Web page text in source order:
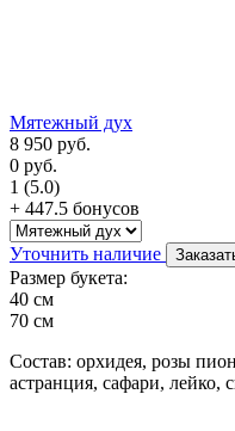
Мятежный дух
8 950 руб.
0 руб.
1 (5.0)
+ 447.5 бонусов
Уточнить наличие
Размер букета:
40 см
70 см
Состав: орхидея, розы
астранция, сафари, лейко,